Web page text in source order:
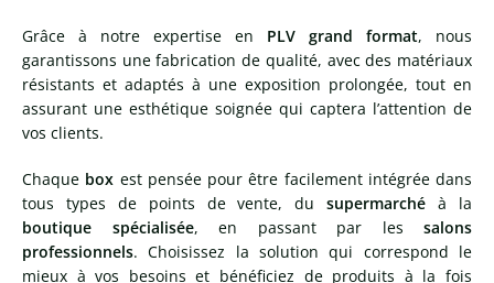
Grâce à notre expertise en PLV grand format, nous
garantissons une fabrication de qualité, avec des matériaux
résistants et adaptés à une exposition prolongée, tout en
assurant une esthétique soignée qui captera l’attention de
vos clients.
Chaque box est pensée pour être facilement intégrée dans
tous types de points de vente, dusupermarché à la
boutique spécialisée, en passant par les salons
professionnels. Choisissez la solution qui correspond le
mieux à vos besoins et bénéficiez de produits à la fois